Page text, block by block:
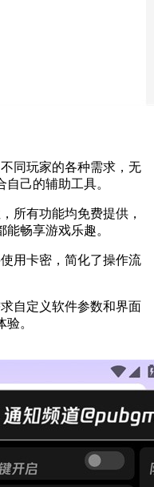
同玩家的各种需求，无
己的辅助工具。
有功能均免费提供，
畅享游戏乐趣。
用卡密，简化了操作流
自定义软件参数和界面
。